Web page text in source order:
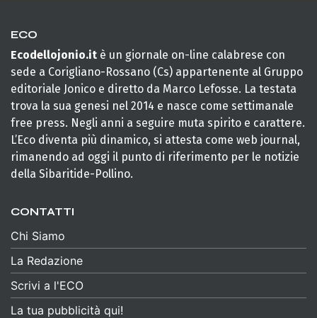
ECO
Ecodellojonio.it è un giornale on-line calabrese con
sede a Corigliano-Rossano (Cs) appartenente al Gruppo
editoriale Jonico e diretto da Marco Lefosse. La testata
trova la sua genesi nel 2014 e nasce come settimanale
free press. Negli anni a seguire muta spirito e carattere.
L’Eco diventa più dinamico, si attesta come web journal,
rimanendo ad oggi il punto di riferimento per le notizie
della Sibaritide-Pollino.
CONTATTI
Chi Siamo
La Redazione
Scrivi a l'ECO
La tua pubblicità qui!